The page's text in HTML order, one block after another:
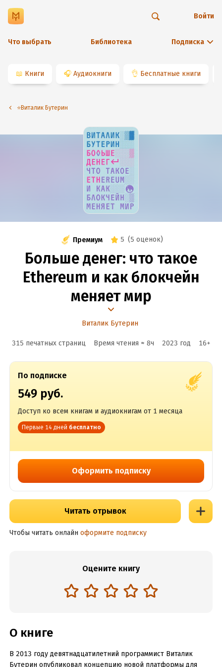
Что выбрать Библиотека Подписка
Войти
📖 Книги 🎧 Аудиокниги 👌 Бесплатные книги
⭐️Виталик Бутерин
Премиум 5 (5 оценок)
Больше денег: что такое
Ethereum и как блокчейн
меняет мир
Виталик Бутерин
315 печатных страниц Время чтения ≈ 8ч 2023 год 16+
По подписке
549 руб.
Доступ ко всем книгам и аудиокнигам от 1 месяца
Первые 14 дней бесплатно
Оформить подписку
Читать отрывок
Чтобы читать онлайн оформите подписку
Оцените книгу
О книге
В 2013 году девятнадцатилетний программист Виталик
Бутерин опубликовал концепцию новой платформы для